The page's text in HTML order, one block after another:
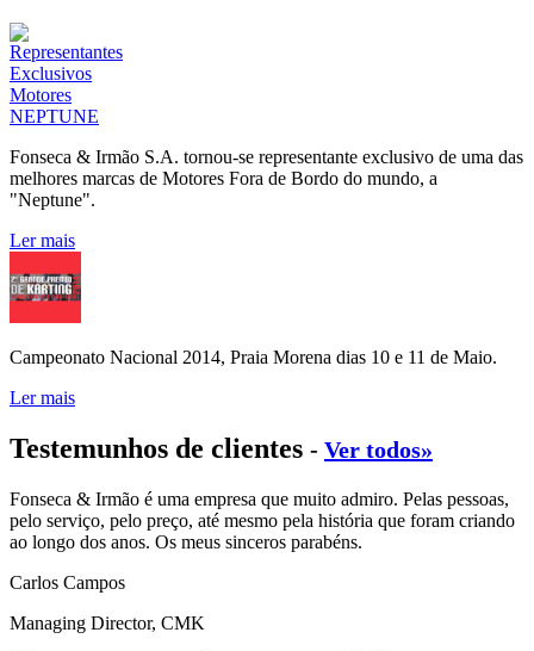
Fonseca & Irmão S.A. tornou-se representante exclusivo de uma das
melhores marcas de Motores Fora de Bordo do mundo, a
"Neptune".
Ler mais
Campeonato Nacional 2014, Praia Morena dias 10 e 11 de Maio.
Ler mais
Testemunhos de clientes - Ver todos»
Fonseca & Irmão é uma empresa que muito admiro. Pelas pessoas,
pelo serviço, pelo preço, até mesmo pela história que foram criando
ao longo dos anos. Os meus sinceros parabéns.
Carlos Campos
Managing Director, CMK